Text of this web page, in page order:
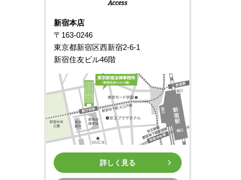
Access
新宿本店
〒163-0246
東京都新宿区西新宿2-6-1
新宿住友ビル46階
詳しく見る